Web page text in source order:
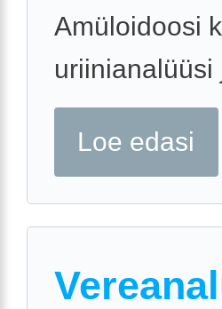
Amüloidoosi
uriinianalüüsi
Loe edasi